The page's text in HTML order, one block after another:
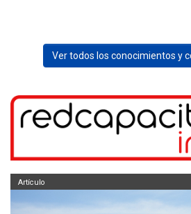
Ver todos los conocimientos y
Artículo